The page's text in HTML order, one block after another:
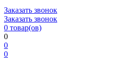
Заказать звонок
Заказать звонок
0 товар(ов)
0
0
0